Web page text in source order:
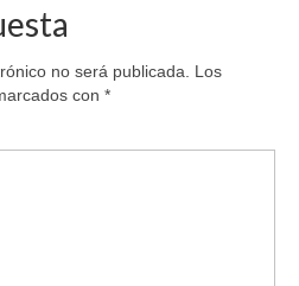
no será publicada.
Los
con *